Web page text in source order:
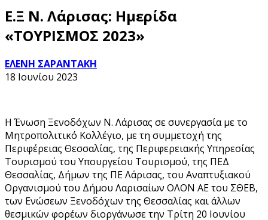
Ε.Ξ Ν. Λάρισας: Ημερίδα
«ΤΟΥΡΙΣΜΟΣ 2023»
ΕΛΕΝΗ ΣΑΡΑΝΤΑΚΗ
18 Ιουνίου 2023
Η Ένωση Ξενοδόχων Ν. Λάρισας σε συνεργασία με το
Μητροπολιτικό Κολλέγιο, με τη συμμετοχή της
Περιφέρειας Θεσσαλίας, της Περιφερειακής Υπηρεσίας
Τουρισμού του Υπουργείου Τουρισμού, της ΠΕΔ
Θεσσαλίας, Δήμων της ΠΕ Λάρισας, του Αναπτυξιακού
Οργανισμού του Δήμου Λαρισαίων ΟΛΟΝ ΑΕ του ΣΘΕΒ,
των Ενώσεων Ξενοδόχων της Θεσσαλίας και άλλων
θεσμικών φορέων διοργάνωσε την Τρίτη 20 Ιουνίου